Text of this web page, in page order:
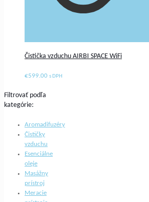
Čistička vzduchu AIRBI SPACE WiFi
€599.00 s DPH
Filtrovať podľa
kategórie:
Aromadifuzéry
Čističky
vzduchu
Esenciálne
oleje
Masážny
prístroj
Meracie